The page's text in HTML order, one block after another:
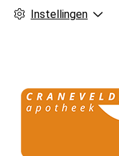
Instellingen